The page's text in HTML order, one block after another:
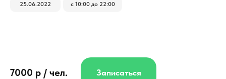
7000 р / чел.
25.06.2022 с 10:00 до 22:00
Записаться